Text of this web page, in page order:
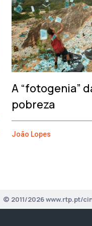
A “fotogenia”
pobreza
João Lopes
© 2011/2026 www.rtp.pt/